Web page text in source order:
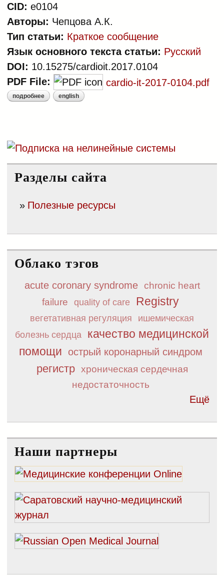
CID: e0104
Авторы: Чепцова А.К.
Тип статьи: Краткое сообщение
Язык основного текста статьи: Русский
DOI: 10.15275/cardioit.2017.0104
PDF File:
cardio-it-2017-0104.pdf
подробнеео модификация метода учета
english
Разделы сайта
Полезные ресурсы
Облако тэгов
acute coronary syndrome
chronic heart
failure
quality of care Registry
вегетативная регуляция
ишемическая
болезнь сердца
качество медицинской
помощи
острый коронарный синдром
регистр хроническая сердечная
недостаточность
Ещё
Наши партнеры